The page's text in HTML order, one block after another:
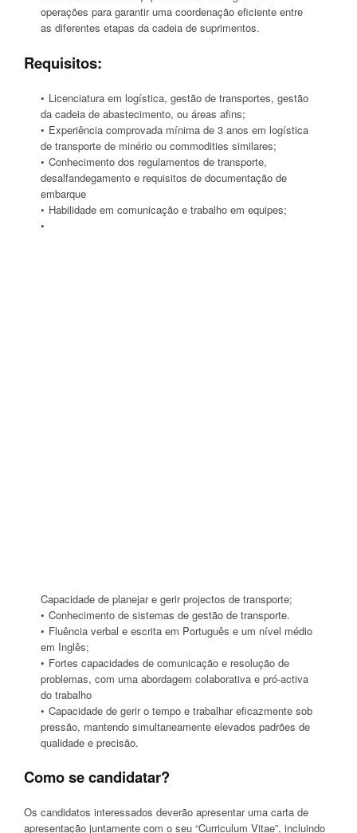
operações para garantir uma coordenação eficiente entre
as diferentes etapas da cadeia de suprimentos.
Requisitos:
Licenciatura em logística, gestão de transportes, gestão
da cadeia de abastecimento, ou áreas afins;
Experiência comprovada mínima de 3 anos em logística
de transporte de minério ou commodities similares;
Conhecimento dos regulamentos de transporte,
desalfandegamento e requisitos de documentação de
embarque
Habilidade em comunicação e trabalho em equipes;
Capacidade de planejar e gerir projectos de transporte;
Conhecimento de sistemas de gestão de transporte.
Fluência verbal e escrita em Português e um nível médio
em Inglês;
Fortes capacidades de comunicação e resolução de
problemas, com uma abordagem colaborativa e pró-activa
do trabalho
Capacidade de gerir o tempo e trabalhar eficazmente sob
pressão, mantendo simultaneamente elevados padrões de
qualidade e precisão.
Como se candidatar?
Os candidatos interessados deverão apresentar uma carta de
apresentação juntamente com o seu “Curriculum Vitae”, incluindo